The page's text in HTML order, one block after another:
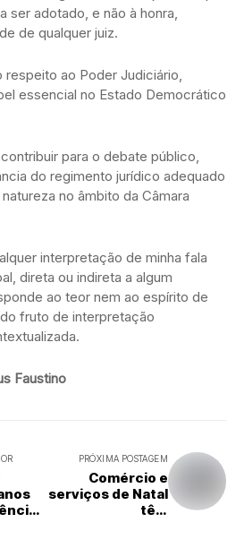
ser adotado, e não à honra,
de qualquer juiz.
ao Poder Judiciário,
essencial no Estado Democrático
para o debate público,
do regimento jurídico adequado
no âmbito da Câmara
interpretação de minha fala
direta ou indireta a algum
ao teor nem ao espírito de
fruto de interpretação
Faustino
PRÓXIMA POSTAGEM
Comércio e
serviços de Natal
têm